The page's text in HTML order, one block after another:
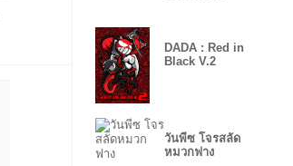
DADA : Red in
Black V.2
วันพีซ โจรสลัด
หมวกฟาง